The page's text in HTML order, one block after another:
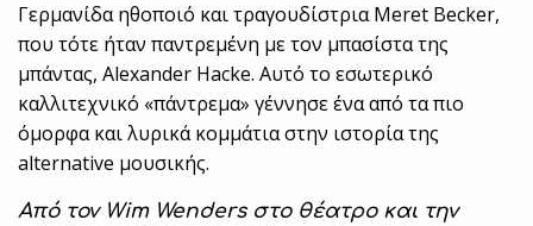
Γερμανίδα ηθοποιό και τραγουδίστρια Meret Becker,
που τότε ήταν παντρεμένη με τον μπασίστα της
μπάντας, Alexander Hacke. Αυτό το εσωτερικό
καλλιτεχνικό «πάντρεμα» γέννησε ένα από τα πιο
όμορφα και λυρικά κομμάτια στην ιστορία της
alternative μουσικής.
Από τον Wim Wenders στο θέατρο και την